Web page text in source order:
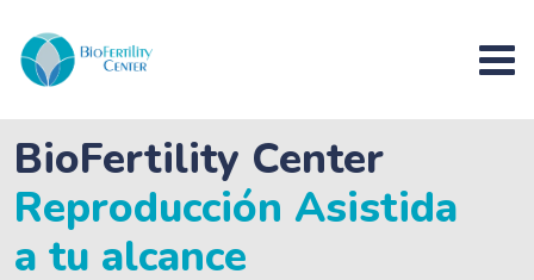
BioFertility Center
Reproducción Asistida
a tu alcance